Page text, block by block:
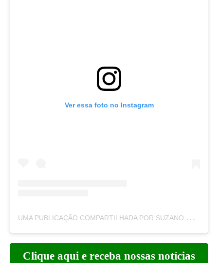
Ver essa foto no Instagram
U
MA PUBLICAÇÃO COMPARTILHADA POR SUZANO HOJE – HOJEDIARIO.COM (@SUZANOHOJE)
Clique aqui e receba nossas notícias